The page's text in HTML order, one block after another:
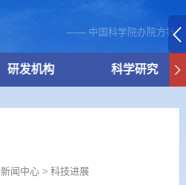
—— 中国科学院办院方针
研发机构 科学研究
新闻中心 > 科技进展